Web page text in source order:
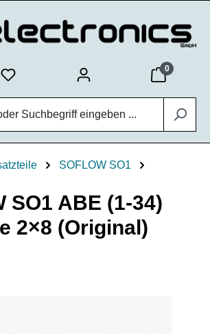
0
SOFLOW SO1
SO1 ABE (1-34)
2×8 (Original)